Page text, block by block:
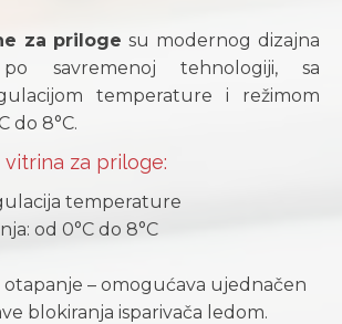
za priloge su modernog dizajna
po savremenoj tehnologiji, sa
temperature i režimom
do 8°C.
za priloge:
temperature
od 0°C do 8°C
– omogućava ujednačen
blokiranja isparivača ledom.